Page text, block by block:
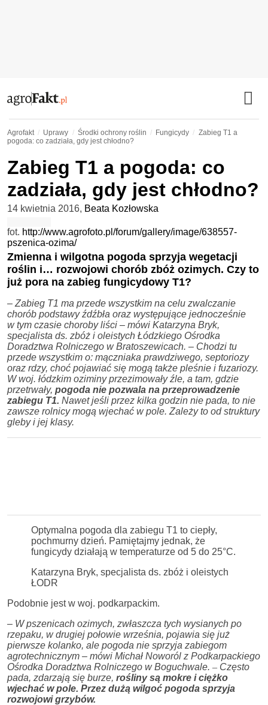
Agrofakt Uprawy Środki ochrony roślin Fungicydy
Zabieg T1 a
pogoda: co zadziała, gdy jest chłodno?
Zabieg T1 a pogoda: co
zadziała, gdy jest chłodno?
14 kwietnia 2016, Beata Kozłowska
fot. http://www.agrofoto.pl/forum/gallery/image/638557-
pszenica-ozima/
Zmienna i wilgotna pogoda sprzyja wegetacji
roślin i… rozwojowi chorób zbóż ozimych. Czy to
już pora na zabieg fungicydowy T1?
– Zabieg T1 ma przede wszystkim na celu zwalczanie
chorób podstawy źdźbła oraz występujące jednocześnie
w tym czasie choroby liści – mówi Katarzyna Bryk,
specjalista ds. zbóż i oleistych Łódzkiego Ośrodka
Doradztwa Rolniczego w Bratoszewicach. – Chodzi tu
przede wszystkim o: mączniaka prawdziwego, septoriozy
oraz rdzy, choć pojawiać się mogą także pleśnie i fuzariozy.
W woj. łódzkim oziminy przezimowały źle, a tam, gdzie
przetrwały, pogoda nie pozwala na przeprowadzenie
zabiegu T1. Nawet jeśli przez kilka godzin nie pada, to nie
zawsze rolnicy mogą wjechać w pole. Zależy to od struktury
gleby i jej klasy.
Optymalna pogoda dla zabiegu T1 to ciepły,
pochmurny dzień. Pamiętajmy jednak, że
fungicydy działają w temperaturze od 5 do 25°C.
Katarzyna Bryk, specjalista ds. zbóż i oleistych
ŁODR
Podobnie jest w woj. podkarpackim.
– W pszenicach ozimych, zwłaszcza tych wysianych po
rzepaku, w drugiej połowie września, pojawia się już
pierwsze kolanko, ale pogoda nie sprzyja zabiegom
agrotechnicznym – mówi Michał Noworól z Podkarpackiego
Ośrodka Doradztwa Rolniczego w Boguchwale. – Często
pada, zdarzają się burze, rośliny są mokre i ciężko
wjechać w pole. Przez dużą wilgoć pogoda sprzyja
rozwojowi grzybów.